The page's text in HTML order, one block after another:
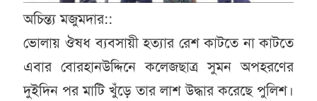
অচিন্ত্য মজুমদার::
ভোলায় ঔষধ ব্যবসায়ী হত্যার রেশ কাটতে না কাটতে
এবার বোরহানউদ্দিনে কলেজছাত্র সুমন অপহরণের
দুইদিন পর মাটি খুঁড়ে তার লাশ উদ্ধার করেছে পুলিশ।